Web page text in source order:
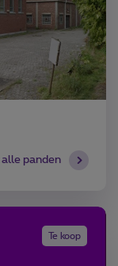
alle panden
Te koop